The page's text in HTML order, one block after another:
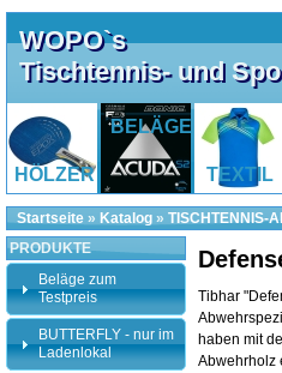
WOPO`s
Tischtennis- und
HÖLZER
BELÄGE
TEXTIL
Startseite » Katalog » TISCHTENNIS-
Tibhar
haben mit
Abwehrholz
PRODUKTE
Beläge zum
Testpreis
BUTTERFLY - nur im
Ladenlokal